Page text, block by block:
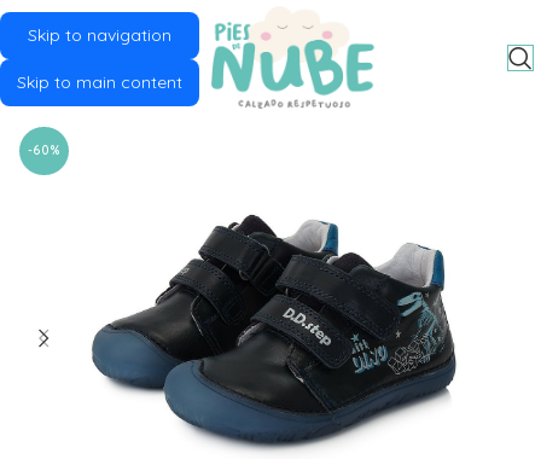
Skip to navigation
Skip to main content
-60%